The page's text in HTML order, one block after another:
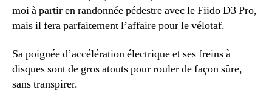
moi à partir en randonnée pédestre avec le Fiido D3 Pro,
mais il fera parfaitement l’affaire pour le vélotaf.
Sa poignée d’accélération électrique et ses freins à
disques sont de gros atouts pour rouler de façon sûre,
sans transpirer.